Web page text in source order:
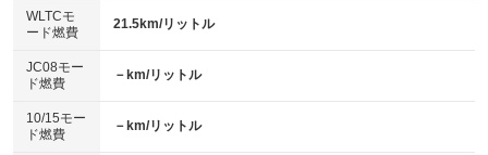
センターデフロック
：装備なし
電動格納ミラー
：装備あり
エアロ
：装備あり
：装備なし
パワーシート
ベンチシート
：装備なし
WLTCモ
ード燃費
21.5km/リットル
JC08モー
ド燃費
－km/リットル
10/15モー
ド燃費
－km/リットル